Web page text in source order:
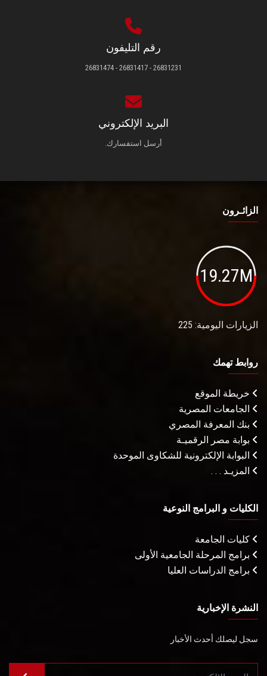
رقم التليفون
26831231 - 26831417 - 26831474
البريد الإلكتروني
أرسل استفسارك.
الزائـرون
19.27M
الزيارات اليومية: 225
روابط تهمك
خريطة الموقع
الجامعات المصرية
بنك المعرفة المصري
بوابة مصر الرقميـة
البوابة الإلكترونية للشكاوى الموحدة
المزيـد . . .
الكليات و البرامج النوعية
كليات الجامعة
برامج المرحلة الجامعية الأولى
برامج الدراسات العليا
النشرة الإخبارية
سجل ليصلك أحدث الأخبار